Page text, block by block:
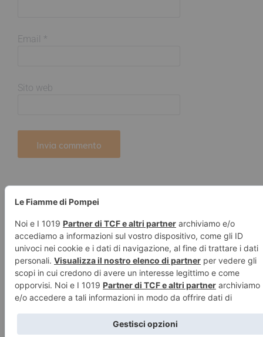
Email *
Sito web
sulla scrittura -Privacy e Cookies